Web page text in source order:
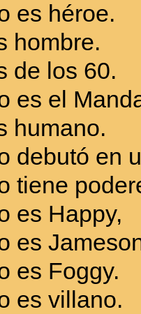
es héroe.
hombre.
de los 60.
es el
humano.
debutó en
tiene
es Happy,
es
es Foggy.
es villano.